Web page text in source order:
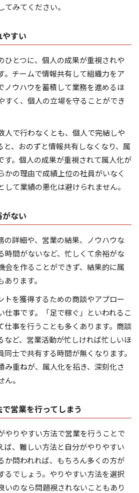
みてください。
すい
ひとつに、個人の成果が重視されや
。チームで情報共有して組織力をア
ノウハウを蓄積して業務を進めるほ
すく、個人の立場を守ることができ
人で行わなくとも、個人で完結しや
と、おのずと情報共有しなくなり、属
す。個人の成果が重視されて属人化が
かの理由で成績上位の社員がいなく
して業績の悪化は避けられません。
ない
の詳細や、営業の結果、ノウハウな
時間がないなど、忙しくて余裕がな
会を作ることができず、結果的に属
ります。
トを獲得するための商談やアプロー
仕事です。「足で稼ぐ」といわれるこ
仕事を行うことも多くあります。商談
など、営業活動が忙しければ忙しいほ
士で共有する時間が無くなります。
み重ねが、属人化を招き、深刻化さ
。
営業を行ってしまう
やりやすい方法で営業を行うことで
ば、難しい方法と自分がやりやすい
か問われれば、もちろん多くの方が
るでしょう。やりやすい方法を選択
いのなら問題視されないこともあり